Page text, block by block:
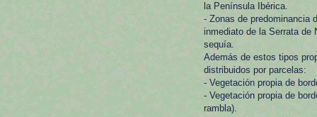
la Península Ibérica.
- Zonas de predominancia
inmediato de la Serrata
sequía.
Además de estos tipos
distribuidos por parcelas:
- Vegetación propia de
- Vegetación propia de
rambla).